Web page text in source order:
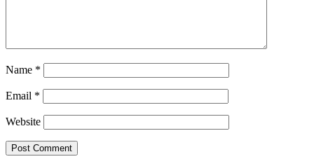
Name *
Email *
Website